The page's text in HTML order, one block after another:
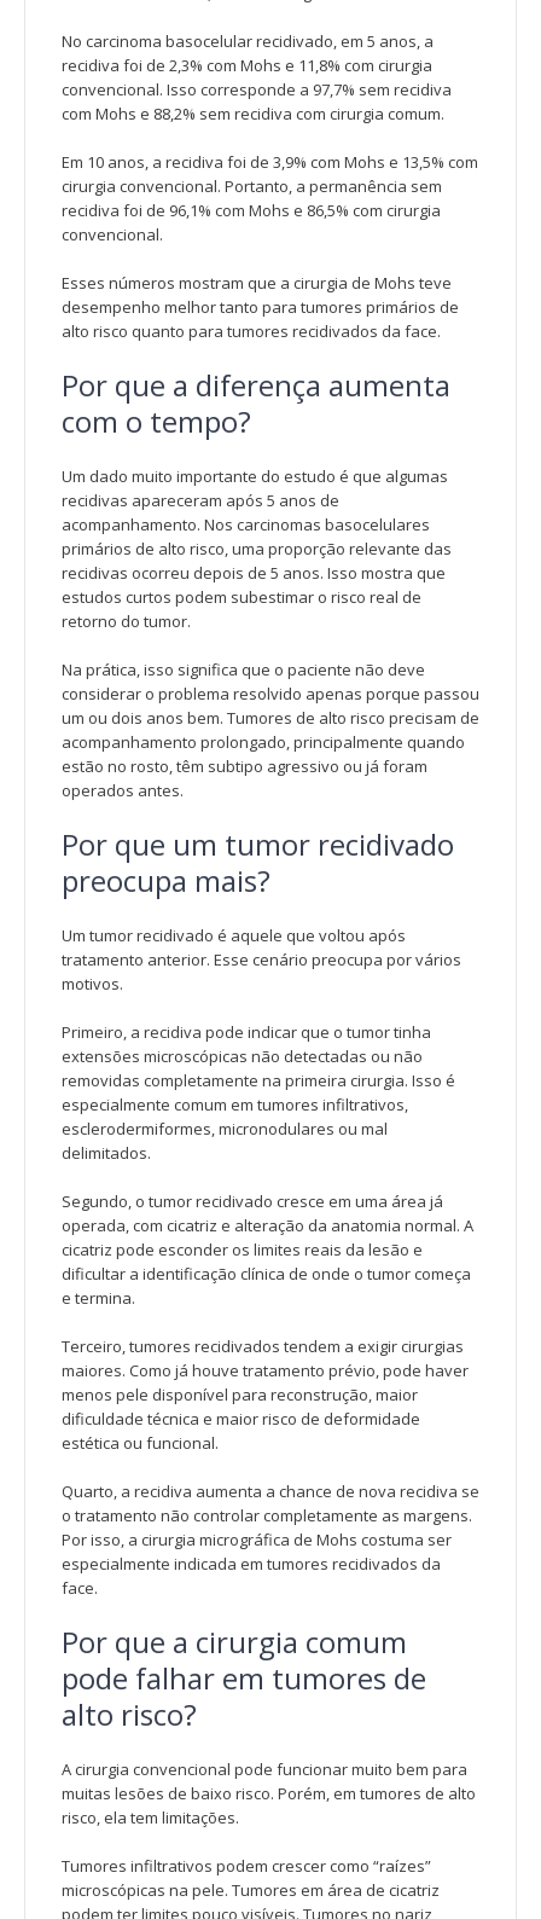
No carcinoma basocelular recidivado, em 5 anos, a
recidiva foi de 2,3% com Mohs e 11,8% com cirurgia
convencional. Isso corresponde a 97,7% sem recidiva
com Mohs e 88,2% sem recidiva com cirurgia comum.
Em 10 anos, a recidiva foi de 3,9% com Mohs e 13,5% com
cirurgia convencional. Portanto, a permanência sem
recidiva foi de 96,1% com Mohs e 86,5% com cirurgia
convencional.
Esses números mostram que a cirurgia de Mohs teve
desempenho melhor tanto para tumores primários de
alto risco quanto para tumores recidivados da face.
Por que a diferença aumenta
com o tempo?
Um dado muito importante do estudo é que algumas
recidivas apareceram após 5 anos de
acompanhamento. Nos carcinomas basocelulares
primários de alto risco, uma proporção relevante das
recidivas ocorreu depois de 5 anos. Isso mostra que
estudos curtos podem subestimar o risco real de
retorno do tumor.
Na prática, isso significa que o paciente não deve
considerar o problema resolvido apenas porque passou
um ou dois anos bem. Tumores de alto risco precisam de
acompanhamento prolongado, principalmente quando
estão no rosto, têm subtipo agressivo ou já foram
operados antes.
Por que um tumor recidivado
preocupa mais?
Um tumor recidivado é aquele que voltou após
tratamento anterior. Esse cenário preocupa por vários
motivos.
Primeiro, a recidiva pode indicar que o tumor tinha
extensões microscópicas não detectadas ou não
removidas completamente na primeira cirurgia. Isso é
especialmente comum em tumores infiltrativos,
esclerodermiformes, micronodulares ou mal
delimitados.
Segundo, o tumor recidivado cresce em uma área já
operada, com cicatriz e alteração da anatomia normal. A
cicatriz pode esconder os limites reais da lesão e
dificultar a identificação clínica de onde o tumor começa
e termina.
Terceiro, tumores recidivados tendem a exigir cirurgias
maiores. Como já houve tratamento prévio, pode haver
menos pele disponível para reconstrução, maior
dificuldade técnica e maior risco de deformidade
estética ou funcional.
Quarto, a recidiva aumenta a chance de nova recidiva se
o tratamento não controlar completamente as margens.
Por isso, a cirurgia micrográfica de Mohs costuma ser
especialmente indicada em tumores recidivados da
face.
Por que a cirurgia comum
pode falhar em tumores de
alto risco?
A cirurgia convencional pode funcionar muito bem para
muitas lesões de baixo risco. Porém, em tumores de alto
risco, ela tem limitações.
Tumores infiltrativos podem crescer como “raízes”
microscópicas na pele. Tumores em área de cicatriz
podem ter limites pouco visíveis. Tumores no nariz,